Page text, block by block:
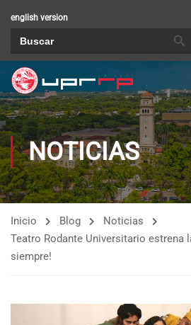
english version
NOTICIAS
Inicio Blog
Noticias
Teatro Rodante Universitario estrena
siempre!